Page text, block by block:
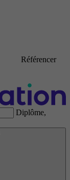
Référencer
Diplôme,